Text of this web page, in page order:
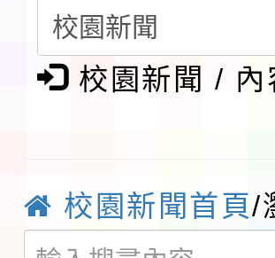
請一案
報
淨零綠領人才
檢送桃園市
函轉國家通訊
鎮韌性（防空
「115年金融
校園新聞 / 內
校園新聞首頁/